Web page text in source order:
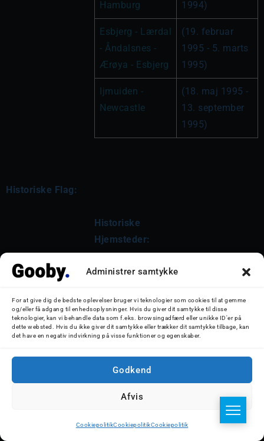
Administrer samtykke
For at give dig de bedste oplevelser bruger vi teknologier som cookies til at gemme
og/eller få adgang til enhedsoplysninger. Hvis du giver dit samtykke til disse
teknologier, kan vi behandle data som f.eks. browsingadfærd eller unikke ID'er på
dette websted. Hvis du ikke giver dit samtykke eller trækker dit samtykke tilbage, kan
det have en negativ indvirkning på visse funktioner og egenskaber.
Godkend
Afvis
CookiepolitikCookiepolitikCookiepolitik
Hamburg
1994)
Esbjerg - Lærdal
- Åndalsnes -
Ærøya - Esbjerg
(19. februar
1995 - 5. marts
1995)
Ijmuiden -
Newcastle
(18. maj 1995 -
13. september
1995)
Historiske Flag:
Historiske
Hjemsteder:
(19. maj 1967 -
4. juli 1996)
Grenadinerne